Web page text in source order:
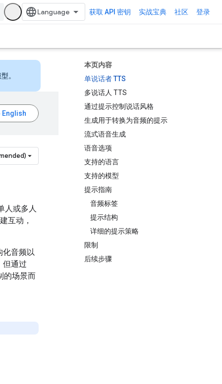
获取 API 密钥 实战宝典 社区 登录
本页内容
单说话者 TTS
多说话人 TTS
通过提示控制说话风格
生成用于转换为音频的提示
流式语音生成
语音选项
支持的语言
支持的模型
提示指南
音频标签
提示结构
详细的提示策略
限制
后续步骤
。
人或多人
互动，
化音频以
但通过
的场景而